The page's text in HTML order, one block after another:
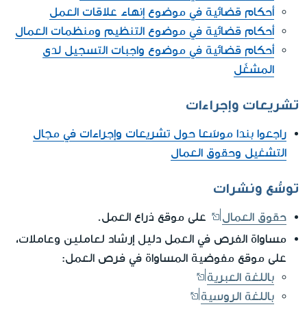
أحكام قضائية في موضوع إنهاء علاقات العمل
أحكام قضائية في موضوع التنظيم ومنظمات العمال
أحكام قضائية في موضوع واجبات التسجيل لدى
المشغّل
تشريعات وإجراءات
راجعوا بندا موسّعا حول تشريعات وإجراءات في مجال
التشغيل وحقوق العمال
توسُّع ونشرات
حقوق العمال
على موقع ذراع العمل.
مساواة الفرص في العمل دليل إرشاد لعاملين وعاملات،
على موقع مفوضية المساواة في فرص العمل:
باللغة العبرية
باللغة الروسية